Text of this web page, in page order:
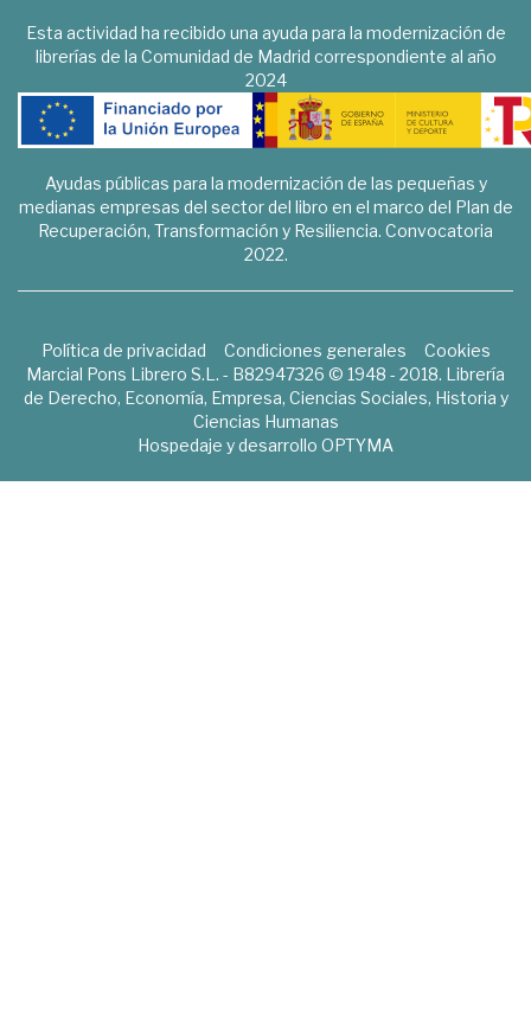
Esta actividad ha recibido una ayuda para la modernización de
librerías de la Comunidad de Madrid correspondiente al año
2024
Ayudas públicas para la modernización de las pequeñas y
medianas empresas del sector del libro en el marco del Plan de
Recuperación, Transformación y Resiliencia. Convocatoria
2022.
Política de privacidad Condiciones generales
Cookies
Marcial Pons Librero S.L. - B82947326 © 1948 - 2018. Librería
de Derecho, Economía, Empresa, Ciencias Sociales, Historia y
Ciencias Humanas
Hospedaje y desarrollo OPTYMA